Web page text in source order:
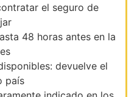
el seguro de
48 horas antes en la
devuelve el
país